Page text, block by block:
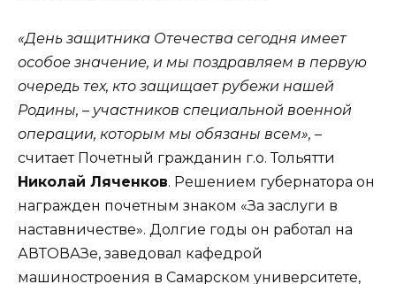
«День защитника Отечества сегодня имеет
особое значение, и мы поздравляем в первую
очередь тех, кто защищает рубежи нашей
Родины, – участников специальной военной
операции, которым мы обязаны всем», –
считает Почетный гражданин г.о. Тольятти
Николай Ляченков. Решением губернатора он
награжден почетным знаком «За заслуги в
наставничестве». Долгие годы он работал на
АВТОВАЗе, заведовал кафедрой
машиностроения в Самарском университете,